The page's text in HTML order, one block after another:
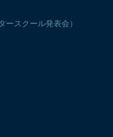
ースクール発表会）